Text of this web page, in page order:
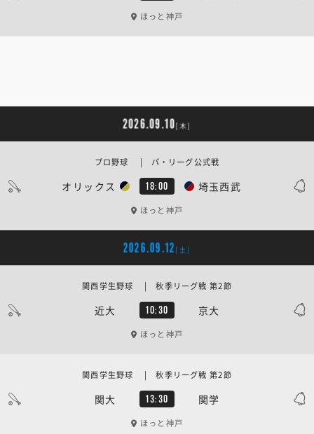
ほっと神戸
2026.09.10[木]
オリックス 18:00 埼玉西武
プロ野球 | パ・リーグ公式戦
ほっと神戸
2026.09.12 [土]
近大 10:30 京大
関西学生野球 | 秋季リーグ戦 第2節
ほっと神戸
関大 13:30 関学
関西学生野球 | 秋季リーグ戦 第2節
ほっと神戸